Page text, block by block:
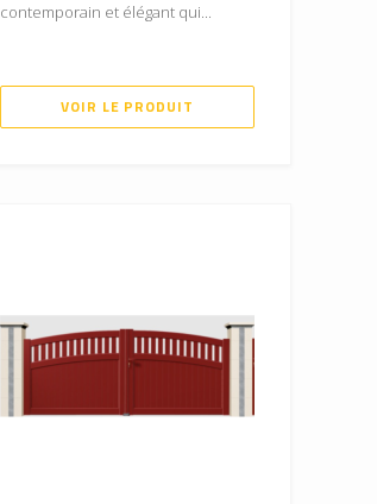
contemporain et élégant qui...
VOIR LE PRODUIT